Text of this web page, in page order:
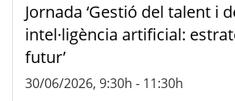
Jornada ‘Gestió del talent i
intel·ligència artificial:
futur’
30/06/2026, 9:30h - 11:30h